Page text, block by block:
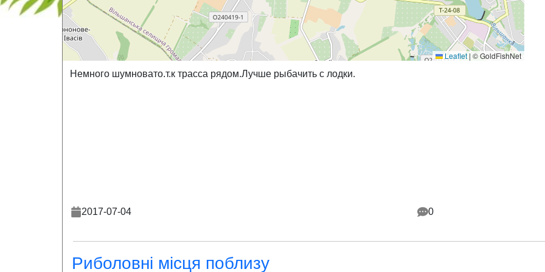
Leaflet | © GoldFishNet
Немного шумновато.т.к трасса рядом.Лучше рыбачить с лодки.
2017-07-04 0
Риболовні місця поблизу